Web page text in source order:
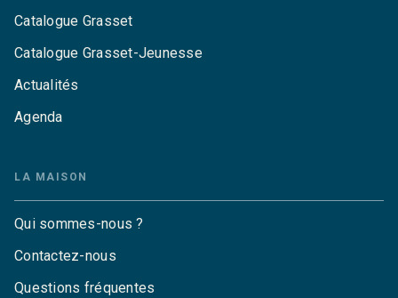
Catalogue Grasset
Catalogue Grasset-Jeunesse
Actualités
Agenda
LA MAISON
Qui sommes-nous ?
Contactez-nous
Questions fréquentes